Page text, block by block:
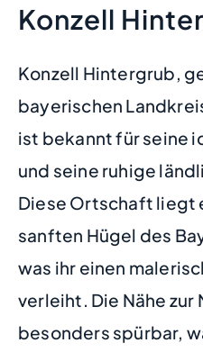
Konzell
Konzell Hintergrub,
bayerischen
ist bekannt für seine
und seine ruhige
Diese Ortschaft
sanften Hügel des
was ihr einen
verleiht. Die Nähe zur
besonders spürbar,